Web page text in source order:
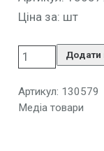
Ціна за: шт
Додати
Артикул: 130579
Медіа товари